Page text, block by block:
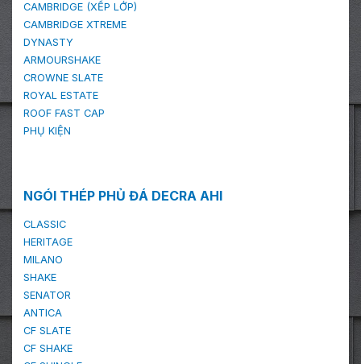
CAMBRIDGE (XẾP LỚP)
CAMBRIDGE XTREME
DYNASTY
ARMOURSHAKE
CROWNE SLATE
ROYAL ESTATE
ROOF FAST CAP
PHỤ KIỆN
NGÓI THÉP PHỦ ĐÁ DECRA AHI
CLASSIC
HERITAGE
MILANO
SHAKE
SENATOR
ANTICA
CF SLATE
CF SHAKE